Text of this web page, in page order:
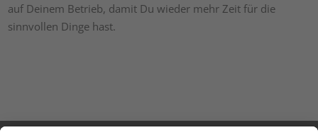
auf Deinem Betrieb, damit Du wieder mehr Zeit für die
sinnvollen Dinge hast.